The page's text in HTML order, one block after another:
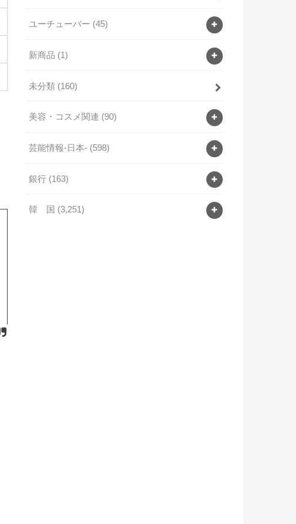
ユーチューバー (45)
新商品 (1)
未分類 (160)
美容・コスメ関連 (90)
芸能情報-日本- (598)
銀行 (163)
韓 国 (3,251)